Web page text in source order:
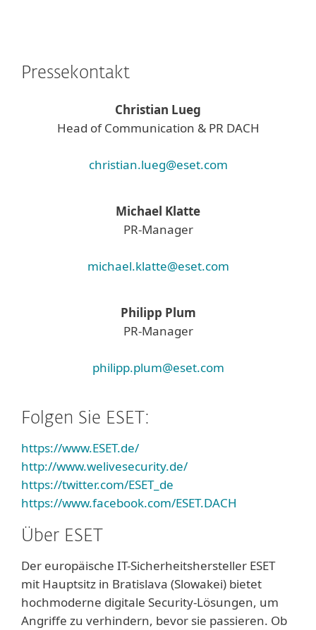
Pressekontakt
Christian Lueg
Head of Communication & PR DACH
christian.lueg@eset.com
Michael Klatte
PR-Manager
michael.klatte@eset.com
Philipp Plum
PR-Manager
philipp.plum@eset.com
Folgen Sie ESET:
https://www.ESET.de/
http://www.welivesecurity.de/
https://twitter.com/ESET_de
https://www.facebook.com/ESET.DACH
Über ESET
Der europäische IT-Sicherheitshersteller ESET
mit Hauptsitz in Bratislava (Slowakei) bietet
hochmoderne digitale Security-Lösungen, um
Angriffe zu verhindern, bevor sie passieren. Ob